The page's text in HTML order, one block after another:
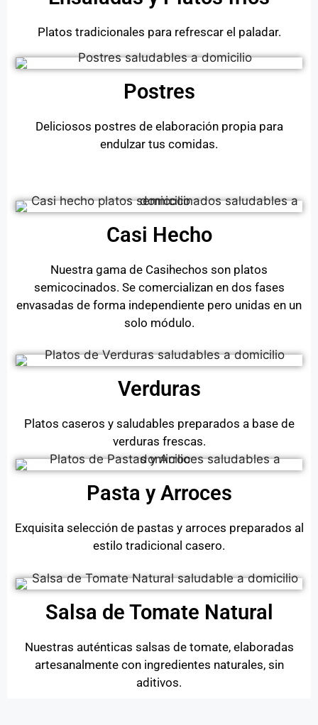
Platos tradicionales para refrescar el paladar.
Postres
Deliciosos postres de elaboración propia para
endulzar tus comidas.
Casi Hecho
Nuestra gama de Casihechos son platos
semicocinados. Se comercializan en dos fases
envasadas de forma independiente pero unidas en un
solo módulo.
Verduras
Platos caseros y saludables preparados a base de
verduras frescas.
Pasta y Arroces
Exquisita selección de pastas y arroces preparados al
estilo tradicional casero.
Salsa de Tomate Natural
Nuestras auténticas salsas de tomate, elaboradas
artesanalmente con ingredientes naturales, sin
aditivos.